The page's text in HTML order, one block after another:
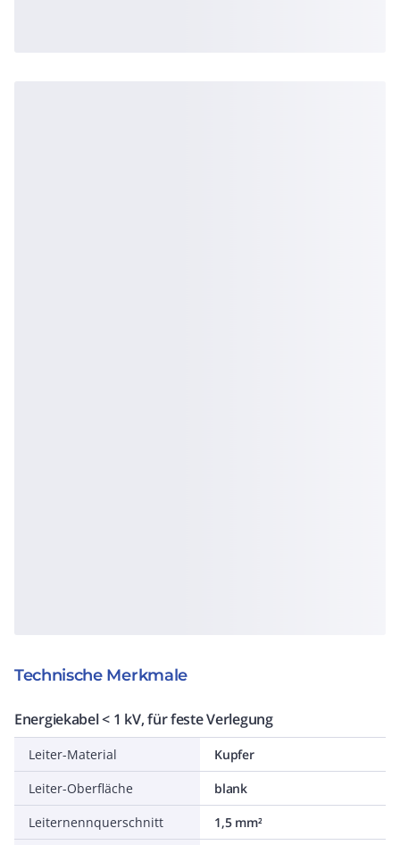
Technische Merkmale
Energiekabel < 1 kV, für feste Verlegung
Leiter-Material
Kupfer
Leiter-Oberfläche
blank
Leiternennquerschnitt
1,5 mm²